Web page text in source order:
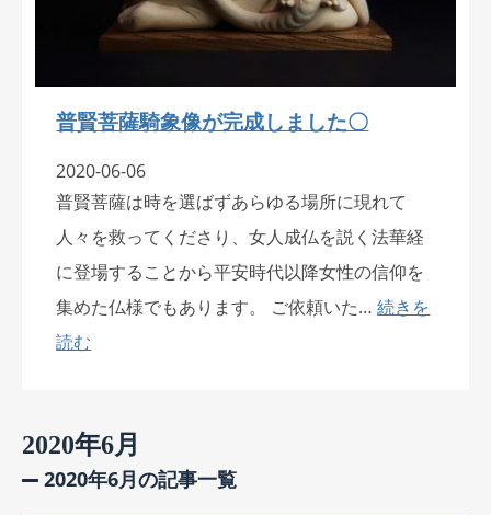
2020年6月
2020年6月の記事一覧
普賢菩薩騎象像が完成しました〇
2020-06-06
普賢菩薩は時を選ばずあらゆる場所に現れて
人々を救ってくださり、女人成仏を説く法華経
に登場することから平安時代以降女性の信仰を
集めた仏様でもあります。 ご依頼いた…続きを
読む